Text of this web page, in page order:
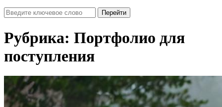
Рубрика: Портфолио для
поступления